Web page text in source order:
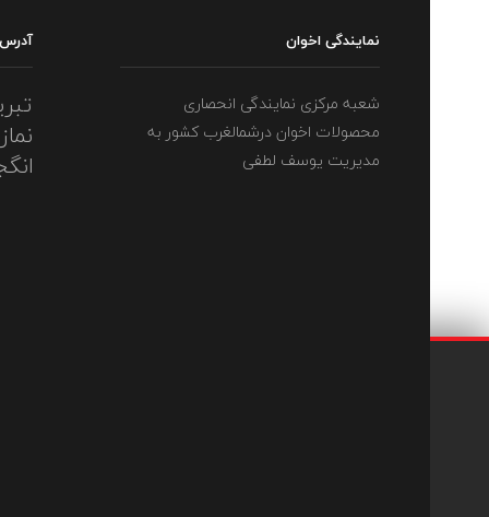
نمایندگی اخوان
شعبه مرکزی نمایندگی انحصاری
محصولات اخوان درشمالغرب کشور به
مدیریت یوسف لطفی
آدرس